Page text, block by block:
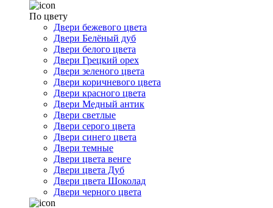
По цвету
Двери бежевого цвета
Двери Белёный дуб
Двери белого цвета
Двери Грецкий орех
Двери зеленого цвета
Двери коричневого цвета
Двери красного цвета
Двери Медный антик
Двери светлые
Двери серого цвета
Двери синего цвета
Двери темные
Двери цвета венге
Двери цвета Дуб
Двери цвета Шоколад
Двери черного цвета